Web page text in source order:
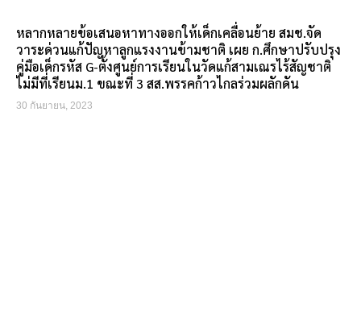
หลากหลายข้อเสนอหาทางออกให้เด็กเคลื่อนย้าย สมช.จัด
วาระด่วนแก้ปัญหาลูกแรงงานข้ามชาติ เผย ก.ศึกษาปรับปรุง
คู่มือเด็กรหัส G-ตั้งศูนย์การเรียนในวัดแก้สามเณรไร้สัญชาติ
ไม่มีที่เรียนม.1 ขณะที่ 3 สส.พรรคก้าวไกลร่วมผลักดัน
30 กันยายน, 2023